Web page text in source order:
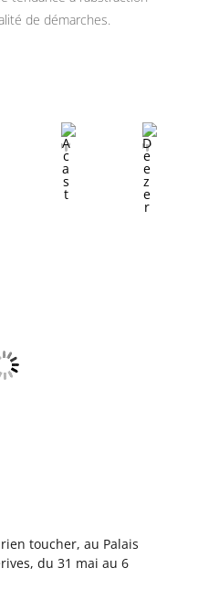
de démarches.
toucher, au Palais
du 31 mai au 6